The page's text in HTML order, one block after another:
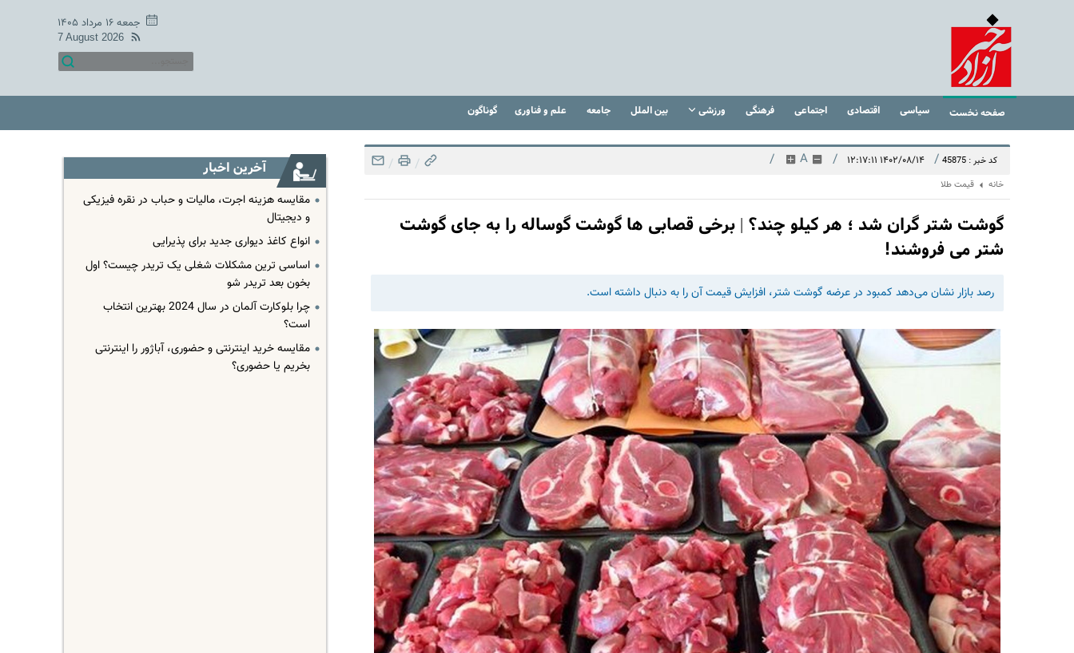
جمعه ۱۶ مرداد ۱۴۰۵
7 August 2026
صفحه نخست سیاسی اقتصادی اجتماعی فرهنگی ورزشی بین الملل جامعه علم و فناوری گوناگون
کد خبر : 45875 / ۱۴۰۲/۰۸/۱۴ ۱۲:۱۷:۱۱ /
A
/
/
/
خانه قیمت طلا
گوشت شتر گران شد ؛‌ هر کیلو چند؟ | برخی قصابی ها گوشت گوساله را به جای گوشت
شتر می فروشند!
رصد بازار نشان می‌دهد کمبود در عرضه گوشت شتر، افزایش قیمت آن را به دنبال داشته است.
آخرین اخبار
مقایسه هزینه اجرت، مالیات و حباب در نقره فیزیکی
و دیجیتال
انواع کاغذ دیواری جدید برای پذیرایی
اساسی ترین مشکلات شغلی یک تریدر چیست؟ اول
بخون بعد تریدر شو
چرا بلوکارت آلمان در سال 2024 بهترین انتخاب
است؟
مقایسه خرید اینترنتی و حضوری، آباژور را اینترنتی
بخریم یا حضوری؟